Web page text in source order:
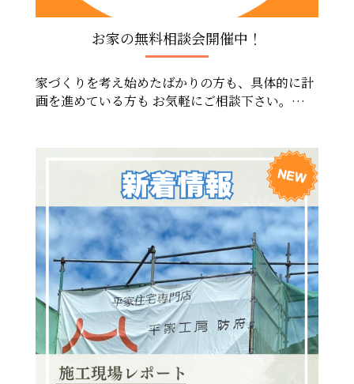
お家の無料相談会開催中！
家づくりを考え始めたばかりの方も、具体的に計
画を進めている方も お気軽にご相談下さい。
「土地探しから始めたい」「今の家をリフォーム